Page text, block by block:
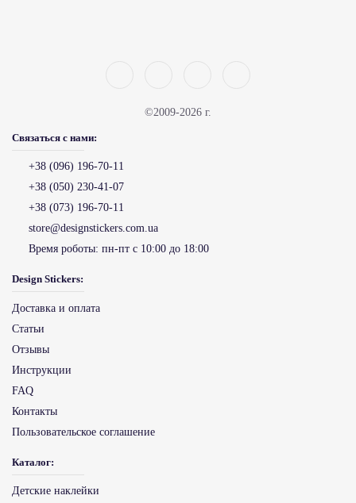
©2009-2026 г.
Связаться с нами:
+38 (096) 196-70-11
+38 (050) 230-41-07
+38 (073) 196-70-11
store@designstickers.com.ua
Время роботы: пн-пт с 10:00 до 18:00
Design Stickers:
Доставка и оплата
Статьи
Отзывы
Инструкции
FAQ
Контакты
Пользовательское соглашение
Каталог:
Детские наклейки